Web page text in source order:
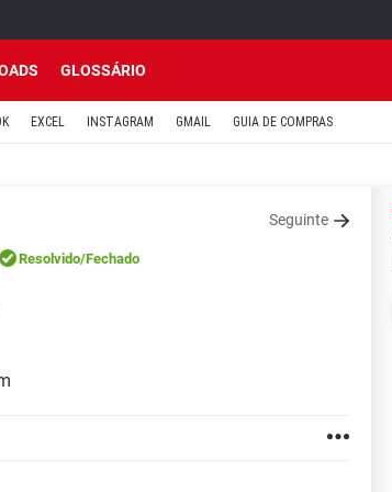
GLOSSÁRIO
EXCEL INSTAGRAM GMAIL GUIA DE COMPRAS
Seguinte
Resolvido/Fechado